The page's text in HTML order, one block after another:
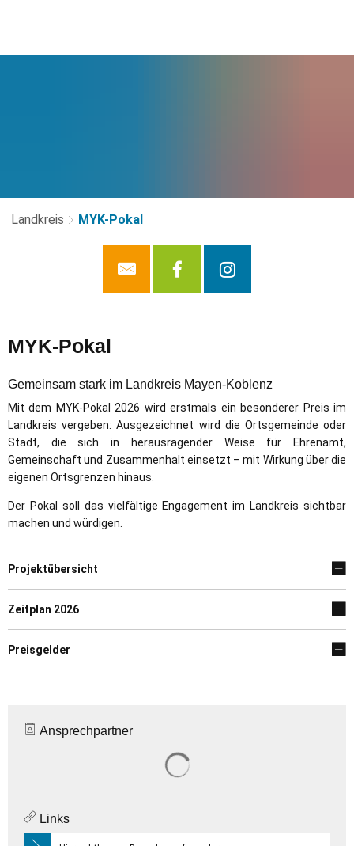
Landkreis MYK-Pokal
MYK-
Pokal
MYK-Pokal
Gemeinsam stark im Landkreis Mayen-Koblenz
Mit dem MYK-Pokal 2026 wird erstmals ein besonderer Preis im
Landkreis vergeben: Ausgezeichnet wird die Ortsgemeinde oder
Stadt, die sich in herausragender Weise für Ehrenamt,
Gemeinschaft und Zusammenhalt einsetzt – mit Wirkung über die
eigenen Ortsgrenzen hinaus.
Der Pokal soll das vielfältige Engagement im Landkreis sichtbar
machen und würdigen.
Projektübersicht
Zeitplan 2026
Preisgelder
Ansprechpartner
Links